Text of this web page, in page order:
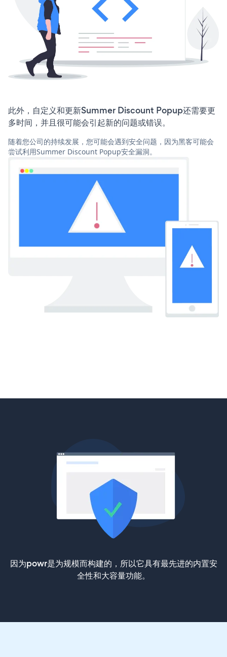
此外，自定义和更新Summer Discount Popup还需要更
多时间，并且很可能会引起新的问题或错误。
随着您公司的持续发展，您可能会遇到安全问题，因为黑客可能会
尝试利用Summer Discount Popup安全漏洞。
因为powr是为规模而构建的，所以它具有最先进的内置安
全性和大容量功能。